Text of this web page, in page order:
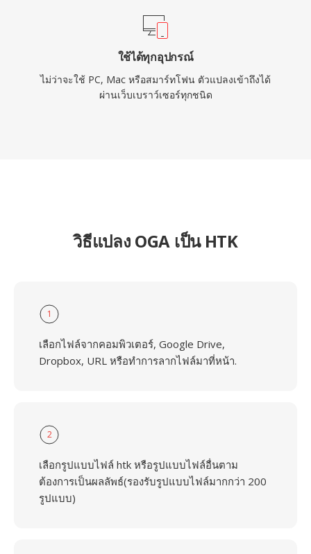
ใช้ได้ทุกอุปกรณ์
ไม่ว่าจะใช้ PC, Mac หรือสมาร์ทโฟน ตัวแปลงเข้าถึงได้
ผ่านเว็บเบราว์เซอร์ทุกชนิด
วิธีแปลง OGA เป็น HTK
1
เลือกไฟล์จากคอมพิวเตอร์, Google Drive,
Dropbox, URL หรือทำการลากไฟล์มาที่หน้า.
2
เลือกรูปแบบไฟล์ htk หรือรูปแบบไฟล์อื่นตาม
ต้องการเป็นผลลัพธ์(รองรับรูปแบบไฟล์มากกว่า 200
รูปแบบ)